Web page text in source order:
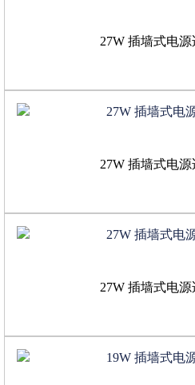
27W 插墙式电
27W 插墙式电
27W 插墙式电